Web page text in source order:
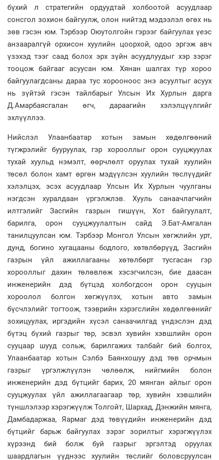
бүхий л стратегийн ордуудтай холбоотой асуудлаар
сонсгол зохион байгуулж, олон нийтэд мэдээлэл өгөх нь
зөв гэсэн юм. Тэрбээр Оюутолгойн гэрээг байгуулах үеэс
анзааралгүй орхисон хуулийн цоорхой, одоо эргэж авч
үзэхэд тээг саад болох эрх зүйн асуудлуудыг хэр зэрэг
тооцож байгааг асуусан юм. Хянан шалгах түр хороо
байгуулагдсаны дараа тус хорооноос энэ асуултыг асуух
нь зүйтэй гэсэн тайлбарыг Улсын Их Хурлын дарга
Д.Амарбаясгалан өгч, дараагийн хэлэлцүүлгийг
эхлүүллээ.
Нийслэл Улаанбаатар хотын замын хөдөлгөөний
түгжрэлийг бууруулах, гэр хорооллыг орон сууцжуулах
тухай хуульд нэмэлт, өөрчлөлт оруулах тухай хуулийн
төсөл болон хамт өргөн мэдүүлсэн хуулийн төслүүдийг
хэлэлцэх, эсэх асуудлаар Улсын Их Хурлын чуулганы
нэгдсэн хуралдаан үргэлжлэв. Хууль санаачлагчийн
илтгэлийг Засгийн газрын гишүүн, Хот байгуулалт,
барилга, орон сууцжуулалтын сайд Э.Бат-Амгалан
танилцуулсан юм. Тэрбээр Монгол Улсын хөгжлийн урт,
дунд, богино хугацааны бодлого, хөтөлбөрүүд, Засгийн
газрын үйл ажиллагааны хөтөлбөрт тусгасан гэр
хорооллыг дахин төлөвлөж хэсэгчилсэн, бие даасан
инженерийн дэд бүтцэд холбогдсон орон сууцын
хороолол болгон хөгжүүлэх, хотын авто замын
бүсчлэлийг тогтоож, тээврийн хэрэгслийн хөдөлгөөнийг
зохицуулах, иргэдийн хүсэл санаачилгад үндэслэн дэд
бүтэц бүхий газрыг төр, эсвэл хувийн хэвшлийн орон
сууцаар шууд сольж, барилгажих талбайг бий болгох,
Улаанбаатар хотын Сэлбэ Баянхошуу дэд төв орчмын
газрыг үргэлжлүүлэн чөлөөлж, нийгмийн болон
инженерийн дэд бүтцийг барих, 20 мянган айлыг орон
сууцжуулах үйл ажиллагаагаар төр, хувийн хэвшлийн
түншлэлээр хэрэгжүүлж Толгойт, Шархад, Дэнжийн мянга,
Дамбадаржаа, Яармаг дэд төвүүдийн инженерийн дэд
бүтцийг барьж байгуулах зэрэг зорилтыг хэрэгжүүлэх
хүрээнд бий болж буй газрыг эргэлтэд оруулах
шаардлагын үүднээс хуулийн төслийг боловсруулсан